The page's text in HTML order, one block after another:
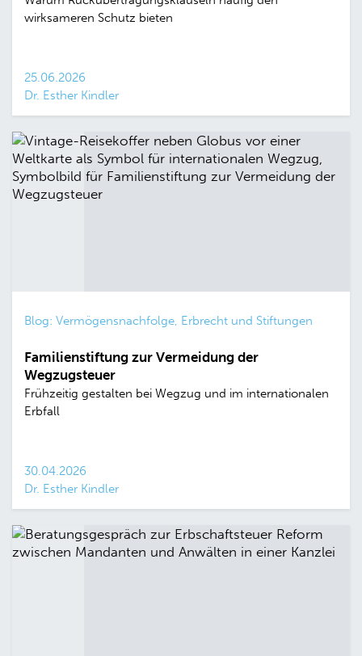
wirksameren Schutz bieten
25.06.2026
Dr. Esther Kindler
Blog: Vermögensnachfolge, Erbrecht und Stiftungen
Familienstiftung zur Vermeidung der
Wegzugsteuer
Frühzeitig gestalten bei Wegzug und im internationalen
Erbfall
30.04.2026
Dr. Esther Kindler